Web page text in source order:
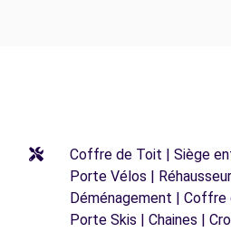
Coffre de Toit | Siège
Porte Vélos |
Déménagement |
Porte Skis | Chaines |